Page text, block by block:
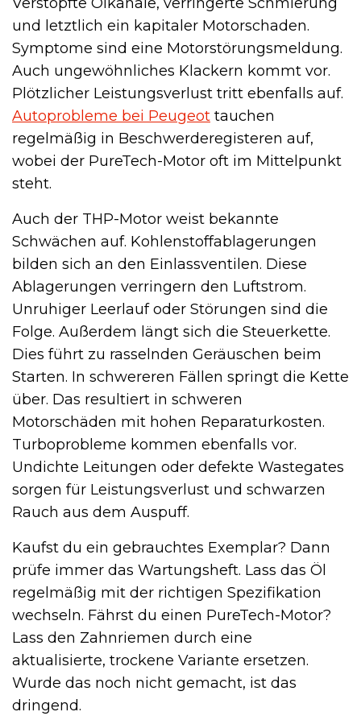
und letztlich ein kapitaler Motorschaden.
Symptome sind eine Motorstörungsmeldung.
Auch ungewöhnliches Klackern kommt vor.
Plötzlicher Leistungsverlust tritt ebenfalls auf.
Autoprobleme bei Peugeot tauchen
regelmäßig in Beschwerderegisteren auf,
wobei der PureTech-Motor oft im Mittelpunkt
steht.
Auch der THP-Motor weist bekannte
Schwächen auf. Kohlenstoffablagerungen
bilden sich an den Einlassventilen. Diese
Ablagerungen verringern den Luftstrom.
Unruhiger Leerlauf oder Störungen sind die
Folge. Außerdem längt sich die Steuerkette.
Dies führt zu rasselnden Geräuschen beim
Starten. In schwereren Fällen springt die Kette
über. Das resultiert in schweren
Motorschäden mit hohen Reparaturkosten.
Turboprobleme kommen ebenfalls vor.
Undichte Leitungen oder defekte Wastegates
sorgen für Leistungsverlust und schwarzen
Rauch aus dem Auspuff.
Kaufst du ein gebrauchtes Exemplar? Dann
prüfe immer das Wartungsheft. Lass das Öl
regelmäßig mit der richtigen Spezifikation
wechseln. Fährst du einen PureTech-Motor?
Lass den Zahnriemen durch eine
aktualisierte, trockene Variante ersetzen.
Wurde das noch nicht gemacht, ist das
dringend.